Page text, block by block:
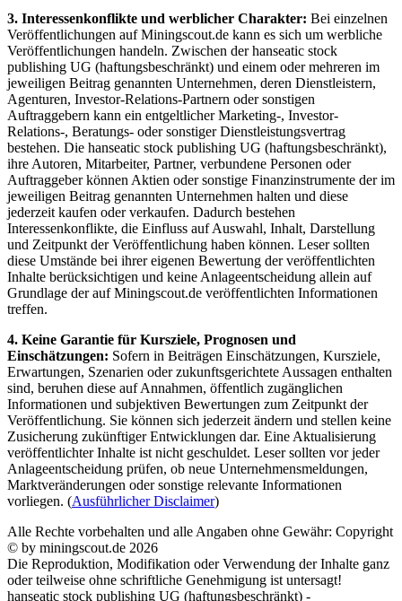
3. Interessenkonflikte und werblicher Charakter: Bei einzelnen
Veröffentlichungen auf Miningscout.de kann es sich um werbliche
Veröffentlichungen handeln. Zwischen der hanseatic stock
publishing UG (haftungsbeschränkt) und einem oder mehreren im
jeweiligen Beitrag genannten Unternehmen, deren Dienstleistern,
Agenturen, Investor-Relations-Partnern oder sonstigen
Auftraggebern kann ein entgeltlicher Marketing-, Investor-
Relations-, Beratungs- oder sonstiger Dienstleistungsvertrag
bestehen. Die hanseatic stock publishing UG (haftungsbeschränkt),
ihre Autoren, Mitarbeiter, Partner, verbundene Personen oder
Auftraggeber können Aktien oder sonstige Finanzinstrumente der im
jeweiligen Beitrag genannten Unternehmen halten und diese
jederzeit kaufen oder verkaufen. Dadurch bestehen
Interessenkonflikte, die Einfluss auf Auswahl, Inhalt, Darstellung
und Zeitpunkt der Veröffentlichung haben können. Leser sollten
diese Umstände bei ihrer eigenen Bewertung der veröffentlichten
Inhalte berücksichtigen und keine Anlageentscheidung allein auf
Grundlage der auf Miningscout.de veröffentlichten Informationen
treffen.
4. Keine Garantie für Kursziele, Prognosen und
Einschätzungen: Sofern in Beiträgen Einschätzungen, Kursziele,
Erwartungen, Szenarien oder zukunftsgerichtete Aussagen enthalten
sind, beruhen diese auf Annahmen, öffentlich zugänglichen
Informationen und subjektiven Bewertungen zum Zeitpunkt der
Veröffentlichung. Sie können sich jederzeit ändern und stellen keine
Zusicherung zukünftiger Entwicklungen dar. Eine Aktualisierung
veröffentlichter Inhalte ist nicht geschuldet. Leser sollten vor jeder
Anlageentscheidung prüfen, ob neue Unternehmensmeldungen,
Marktveränderungen oder sonstige relevante Informationen
vorliegen. (Ausführlicher Disclaimer)
Alle Rechte vorbehalten und alle Angaben ohne Gewähr: Copyright
© by miningscout.de 2026
Die Reproduktion, Modifikation oder Verwendung der Inhalte ganz
oder teilweise ohne schriftliche Genehmigung ist untersagt!
hanseatic stock publishing UG (haftungsbeschränkt) -